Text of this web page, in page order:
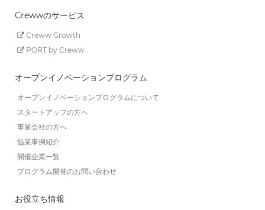
Crewwのサービス
Creww Growth
PORT by Creww
オープンイノベーションプログラム
オープンイノベーションプログラムについて
スタートアップの方へ
事業会社の方へ
協業事例紹介
開催企業一覧
プログラム開催のお問い合わせ
お役立ち情報